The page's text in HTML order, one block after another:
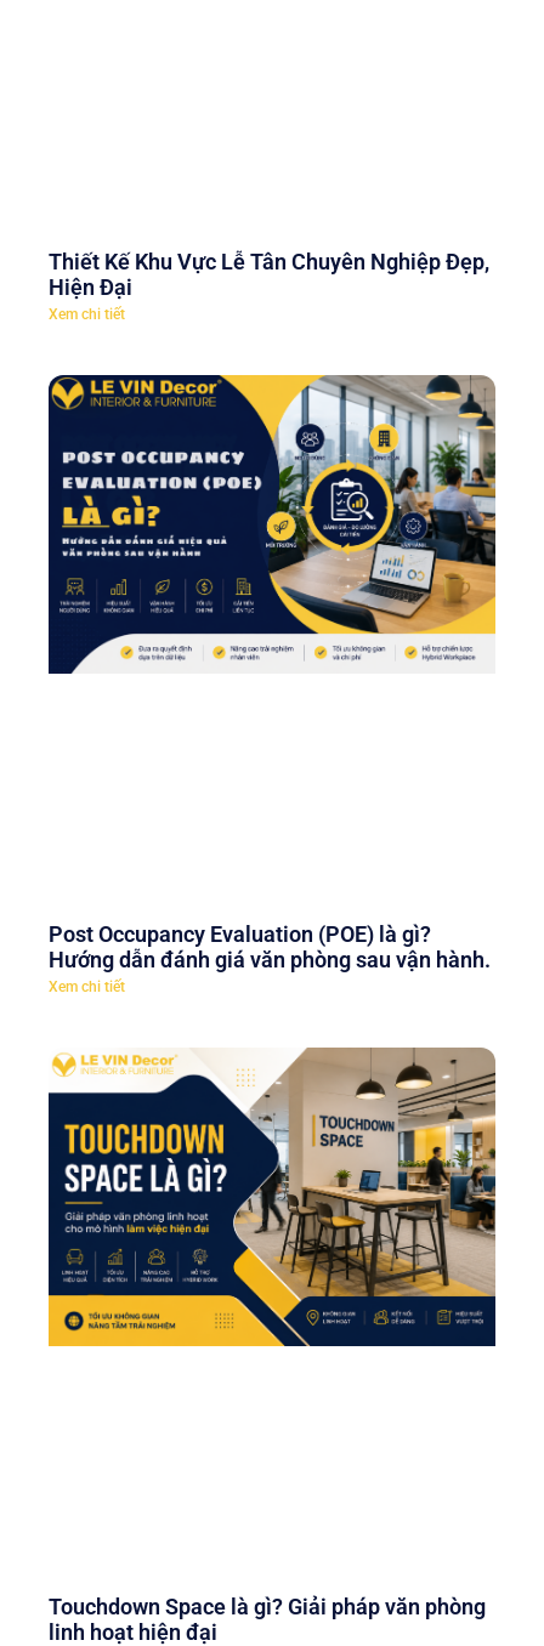
Thiết Kế Khu Vực Lễ Tân Chuyên Nghiệp Đẹp,
Hiện Đại
Xem chi tiết
Post Occupancy Evaluation (POE) là gì?
Hướng dẫn đánh giá văn phòng sau vận hành.
Xem chi tiết
Touchdown Space là gì? Giải pháp văn phòng
linh hoạt hiện đại